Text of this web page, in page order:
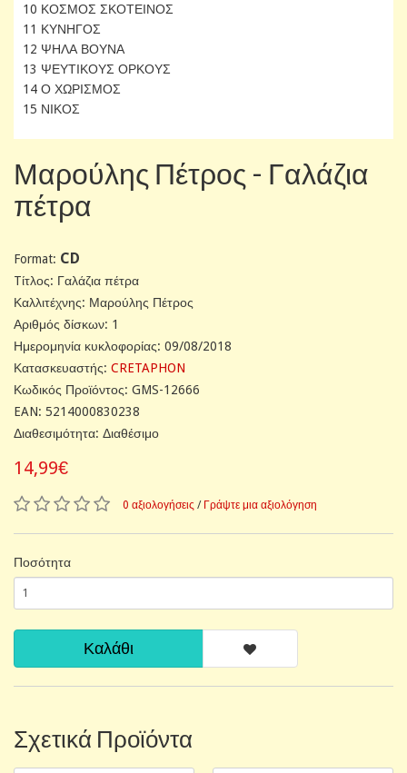
10 ΚΟΣΜΟΣ ΣΚΟΤΕΙΝΟΣ
11 ΚΥΝΗΓΟΣ
12 ΨΗΛΑ ΒΟΥΝΑ
13 ΨΕΥΤΙΚΟΥΣ ΟΡΚΟΥΣ
14 Ο ΧΩΡΙΣΜΟΣ
15 ΝΙΚΟΣ
Μαρούλης Πέτρος - Γαλάζια
πέτρα
Format: CD
Tίτλος: Γαλάζια πέτρα
Καλλιτέχνης: Μαρούλης Πέτρος
Αριθμός δίσκων: 1
Ημερομηνία κυκλοφορίας: 09/08/2018
Κατασκευαστής: CRETAPHON
Κωδικός Προϊόντος: GMS-12666
EAN: 5214000830238
Διαθεσιμότητα: Διαθέσιμο
14,99€
0 αξιολογήσεις / Γράψτε μια αξιολόγηση
Ποσότητα
Καλάθι
Σχετικά Προϊόντα